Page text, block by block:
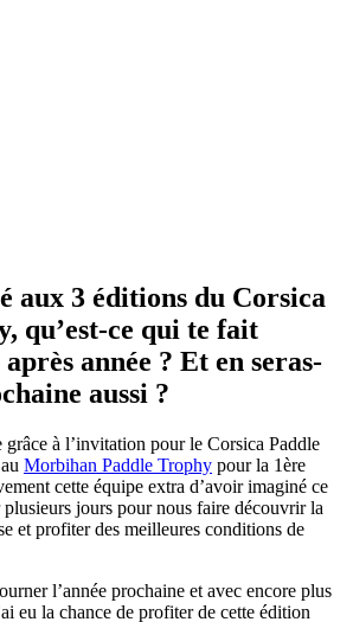
aux 3 éditions du Corsica
qu’est-ce qui te fait
année ? Et en seras-
aussi ?
grâce à l’invitation pour le Corsica Paddle
Morbihan Paddle Trophy pour la 1ère
cette équipe extra d’avoir imaginé ce
plusieurs jours pour nous faire découvrir la
et profiter des meilleures conditions de
l’année prochaine et avec encore plus
eu la chance de profiter de cette édition